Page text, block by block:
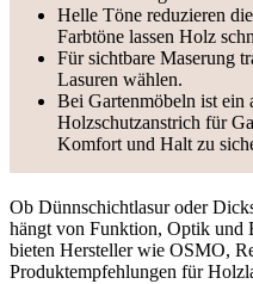
Helle Töne reduzieren
Farbtöne lassen Holz
Für sichtbare Maserung
Lasuren wählen.
Bei Gartenmöbeln ist ein
Holzschutzanstrich für
Komfort und Halt zu
Ob Dünnschichtlasur oder
hängt von Funktion, Optik und
bieten Hersteller wie OSMO,
Produktempfehlungen für